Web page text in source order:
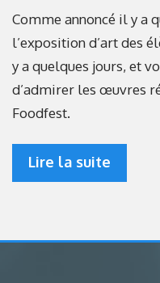
Comme annoncé il y a
l’exposition d’art des
y a quelques jours, et
d’admirer les œuvres
Foodfest.
Lire la suite